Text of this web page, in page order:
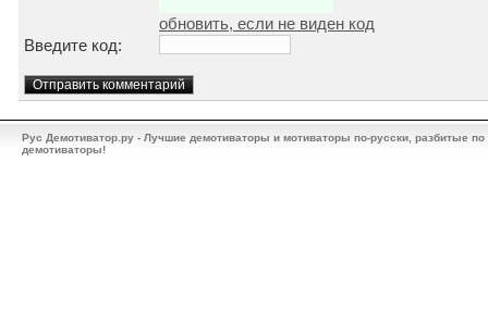
обновить, если не виден код
Введите код:
Рус Демотиватор.ру - Лучшие демотиваторы и мотиваторы по-русски, разбитые
демотиваторы!